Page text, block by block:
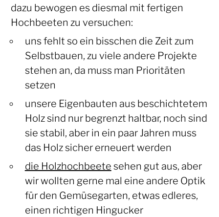
dazu bewogen es diesmal mit fertigen
Hochbeeten zu versuchen:
uns fehlt so ein bisschen die Zeit zum
Selbstbauen, zu viele andere Projekte
stehen an, da muss man Prioritäten
setzen
unsere Eigenbauten aus beschichtetem
Holz sind nur begrenzt haltbar, noch sind
sie stabil, aber in ein paar Jahren muss
das Holz sicher erneuert werden
die Holzhochbeete sehen gut aus, aber
wir wollten gerne mal eine andere Optik
für den Gemüsegarten, etwas edleres,
einen richtigen Hingucker